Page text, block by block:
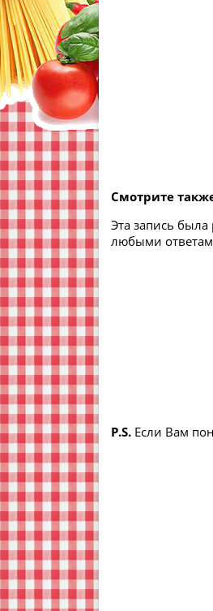
Смотрите
Эта запись
любыми
P.S. Если Вам